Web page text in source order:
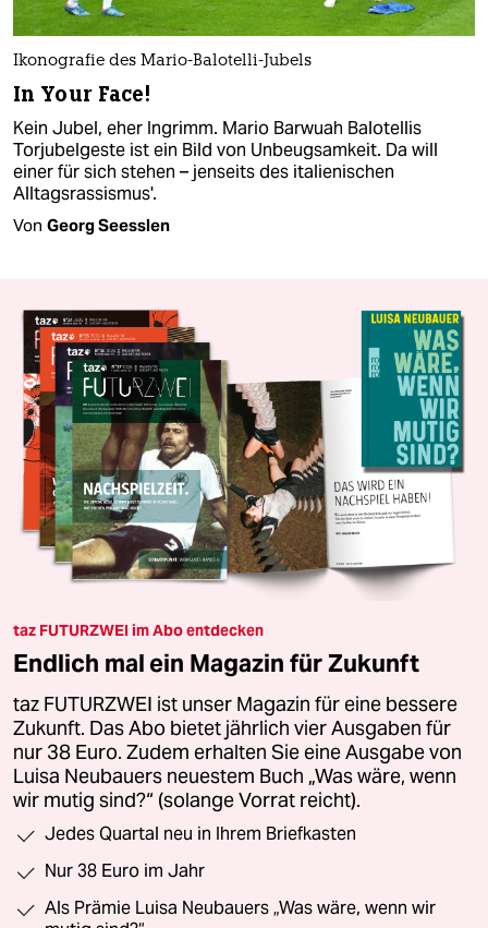
Ikonografie des Mario-Balotelli-Jubels
In Your Face!
Kein Jubel, eher Ingrimm. Mario Barwuah Balotellis
Torjubelgeste ist ein Bild von Unbeugsamkeit. Da will
einer für sich stehen – jenseits des italienischen
Alltagsrassismus'.
Von Georg Seesslen
taz FUTURZWEI im Abo entdecken
Endlich mal ein Magazin für Zukunft
taz FUTURZWEI ist unser Magazin für eine bessere
Zukunft. Das Abo bietet jährlich vier Ausgaben für
nur 38 Euro. Zudem erhalten Sie eine Ausgabe von
Luisa Neubauers neuestem Buch „Was wäre, wenn
wir mutig sind?“ (solange Vorrat reicht).
Jedes Quartal neu in Ihrem Briefkasten
Nur 38 Euro im Jahr
Als Prämie Luisa Neubauers „Was wäre, wenn wir